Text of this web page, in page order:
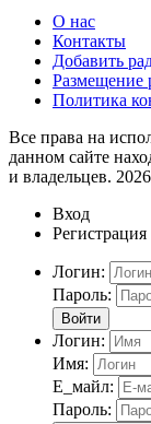
О нас
Контакты
Добавить
Размещение
Политика
Все права на
данном сайте
и владельцев.
Вход
Регистрация
Логин:
Пароль:
Войти
Логин:
Имя:
Е_майл:
Пароль: